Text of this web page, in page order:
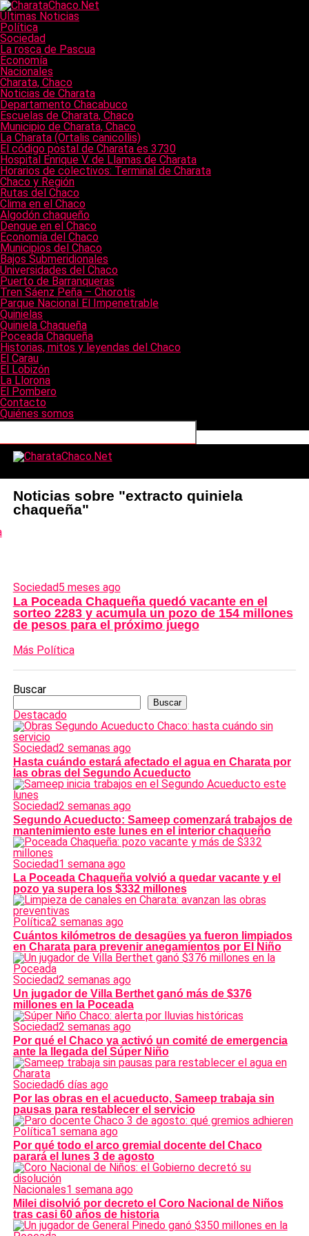
Últimas Noticias
Política
Sociedad
La rosca de Pascua
Economía
Nacionales
Charata, Chaco
Noticias de Charata
Departamento Chacabuco
Escuelas de Charata, Chaco
Municipio de Charata, Chaco
La Charata (Ortalis canicollis)
El código postal de Charata es 3730
Hospital Enrique V. de Llamas de Charata
Horarios de colectivos: Terminal de Charata
Chaco y Región
Rutas del Chaco
Clima en el Chaco
Algodón chaqueño
Dengue en el Chaco
Economía del Chaco
Municipios del Chaco
Bajos Submeridionales
Universidades del Chaco
Puerto de Barranqueras
Tren Sáenz Peña – Chorotis
Parque Nacional El Impenetrable
Quinielas
Quiniela Chaqueña
Poceada Chaqueña
Historias, mitos y leyendas del Chaco
El Carau
El Lobizón
La Llorona
El Pombero
Contacto
Quiénes somos
Conéctate con nosotros
Noticias sobre "extracto quiniela
chaqueña"
Sociedad5 meses ago
La Poceada Chaqueña quedó vacante en el
sorteo 2283 y acumula un pozo de 154 millones
de pesos para el próximo juego
Más Política
Buscar
Buscar
Destacado
Sociedad2 semanas ago
Hasta cuándo estará afectado el agua en Charata por
las obras del Segundo Acueducto
Sociedad2 semanas ago
Segundo Acueducto: Sameep comenzará trabajos de
mantenimiento este lunes en el interior chaqueño
Sociedad1 semana ago
La Poceada Chaqueña volvió a quedar vacante y el
pozo ya supera los $332 millones
Política2 semanas ago
Cuántos kilómetros de desagües ya fueron limpiados
en Charata para prevenir anegamientos por El Niño
Sociedad2 semanas ago
Un jugador de Villa Berthet ganó más de $376
millones en la Poceada
Sociedad2 semanas ago
Por qué el Chaco ya activó un comité de emergencia
ante la llegada del Súper Niño
Sociedad6 días ago
Por las obras en el acueducto, Sameep trabaja sin
pausas para restablecer el servicio
Política1 semana ago
Por qué todo el arco gremial docente del Chaco
parará el lunes 3 de agosto
Nacionales1 semana ago
Milei disolvió por decreto el Coro Nacional de Niños
tras casi 60 años de historia